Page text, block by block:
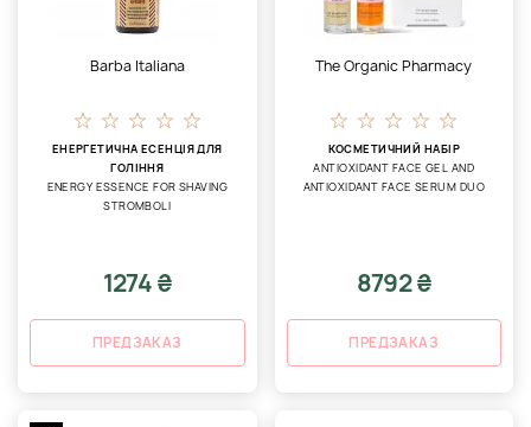
Barba Italiana
ЕНЕРГЕТИЧНА ЕСЕНЦІЯ ДЛЯ
ГОЛІННЯ
ENERGY ESSENCE FOR SHAVING
STROMBOLI
1274 ₴
ПРЕДЗАКАЗ
The Organic Pharmacy
КОСМЕТИЧНИЙ НАБІР
ANTIOXIDANT FACE GEL AND
ANTIOXIDANT FACE SERUM DUO
8792 ₴
ПРЕДЗАКАЗ